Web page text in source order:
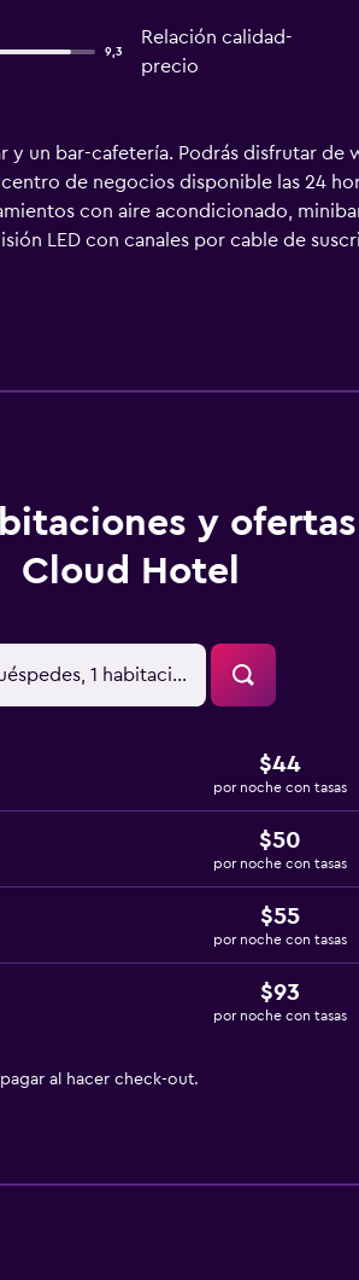
9,3
Relación calidad-
precio
un bar-cafetería. Podrás disfrutar de
de negocios disponible las 24
con aire acondicionado,
LED con canales por cable de
habitaciones: frigorífico y cafetera y
de higiene personal gratuitos. Los
y
Cloud Hotel
1 habitación
$44
por noche con tasas
$50
por noche con tasas
$55
por noche con tasas
$93
por noche con tasas
al hacer check-out.